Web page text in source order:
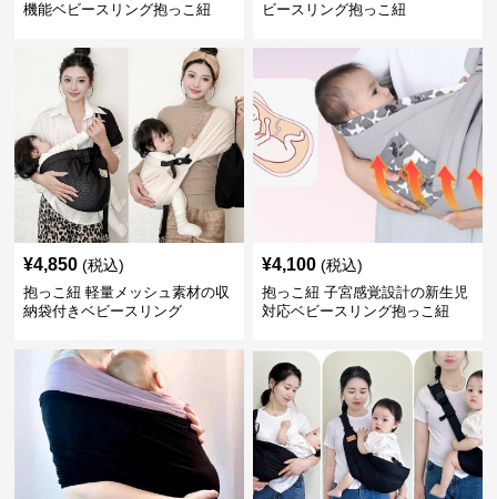
機能ベビースリング抱っこ紐
ビースリング抱っこ紐
¥4,850 (税込)
抱っこ紐 軽量メッシュ素材の収
納袋付きベビースリング
¥4,100 (税込)
抱っこ紐 子宮感覚設計の新生児
対応ベビースリング抱っこ紐